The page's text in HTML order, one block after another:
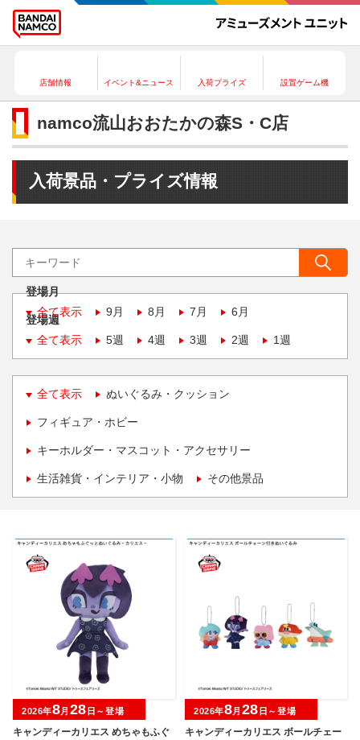
店舗情報 イベント&ニュース 入荷プライズ 設置ゲーム機
namco流山おおたかの森S・C店
入荷景品・プライズ情報
登場月
全て表示
9月 8月 7月 6月
登場週
全て表示
5週 4週 3週 2週 1週
全て表示 ぬいぐるみ・クッション
フィギュア・ホビー
キーホルダー・マスコット・アクセサリー
生活雑貨・インテリア・小物 その他景品
キャンディーカリエス めちゃもふぐ
2026年8月 28 日～登場
キャンディーカリエス ボールチェー
2026年8月 28 日～登場